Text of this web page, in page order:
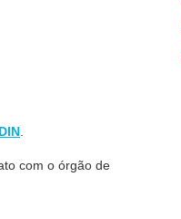
com o órgão de